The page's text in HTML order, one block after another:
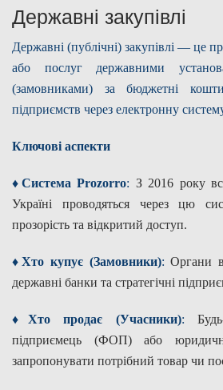
Доступ до публічної інформації
Дозвіл на спеціальне
Платні послуги
Державні закупівлі
Державні (публічні) закупівлі — це
або послуг державними
(замовниками) за бюджетні
підприємств через електронну
Ключові аспекти
♦Система Prozorro: З 2016 року
Україні проводяться через цю
прозорість та відкритий доступ.
♦Хто купує (Замовники): Органи
державні банки та стратегічні
♦Хто продає (Учасники):
підприємець (ФОП) або
запропонувати потрібний товар чи